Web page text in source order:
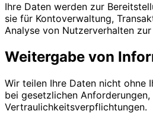
Ihre Daten werden zur
sie für Kontoverwaltung,
Analyse von Nutzerverhalten
Weitergabe von
Wir teilen Ihre Daten nicht ohne
bei gesetzlichen
Vertraulichkeitsverpflichtungen.